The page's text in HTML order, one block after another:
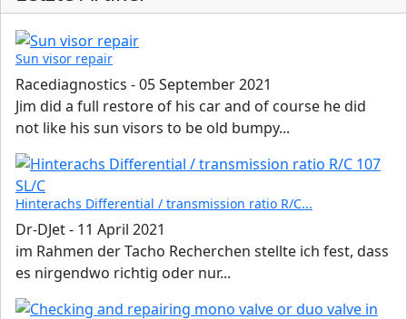
Sun visor repair
Racediagnostics -05 September 2021
Jim did a full restore of his car and of course he did
not like his sun visors to be old bumpy...
Hinterachs Differential / transmission ratio R/C...
Dr-DJet- 11 April 2021
im Rahmen der Tacho Recherchen stellte ich fest, dass
es nirgendwo richtig oder nur...